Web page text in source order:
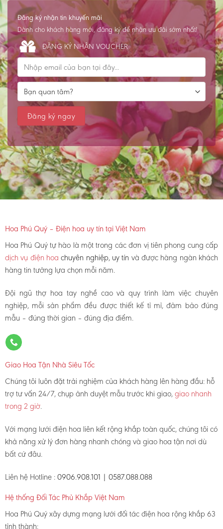
Đăng ký nhận tin khuyến mãi
Dành cho khách hàng mới, đăng ký để nhận ưu đãi sớm nhất!
ĐĂNG KÝ NHẬN VOUCHER
Hoa Phú Quý – Điện hoa uy tín tại Việt Nam
Hoa Phú Quý tự hào là một trong các đơn vị tiên phong cung cấp
dịch vụ điện hoachuyên nghiệp, uy tín và được hàng ngàn khách
hàng tin tưởng lựa chọn mỗi năm.
Đội ngũ thợ hoa tay nghề cao và quy trình làm việc chuyên
nghiệp, mỗi sản phẩm đều được thiết kế tỉ mỉ, đảm bảo đúng
mẫu – đúng thời gian – đúng địa điểm.
Giao Hoa Tận Nhà Siêu Tốc
Chúng tôi luôn đặt trải nghiệm của khách hàng lên hàng đầu: hỗ
trợ tư vấn 24/7, chụp ảnh duyệt mẫu trước khi giao,giao nhanh
trong 2 giờ.
Với mạng lưới điện hoa liên kết rộng khắp toàn quốc, chúng tôi có
khả năng xử lý đơn hàng nhanh chóng và giao hoa tận nơi dù
bất cứ đâu.
Liên hệ Hotline : 0906.908.101 | 0587.088.088
Hệ thống Đối Tác Phủ Khắp Việt Nam
Hoa Phú Quý xây dựng mạng lưới đối tác điện hoa rộng khắp 63
tỉnh thành: